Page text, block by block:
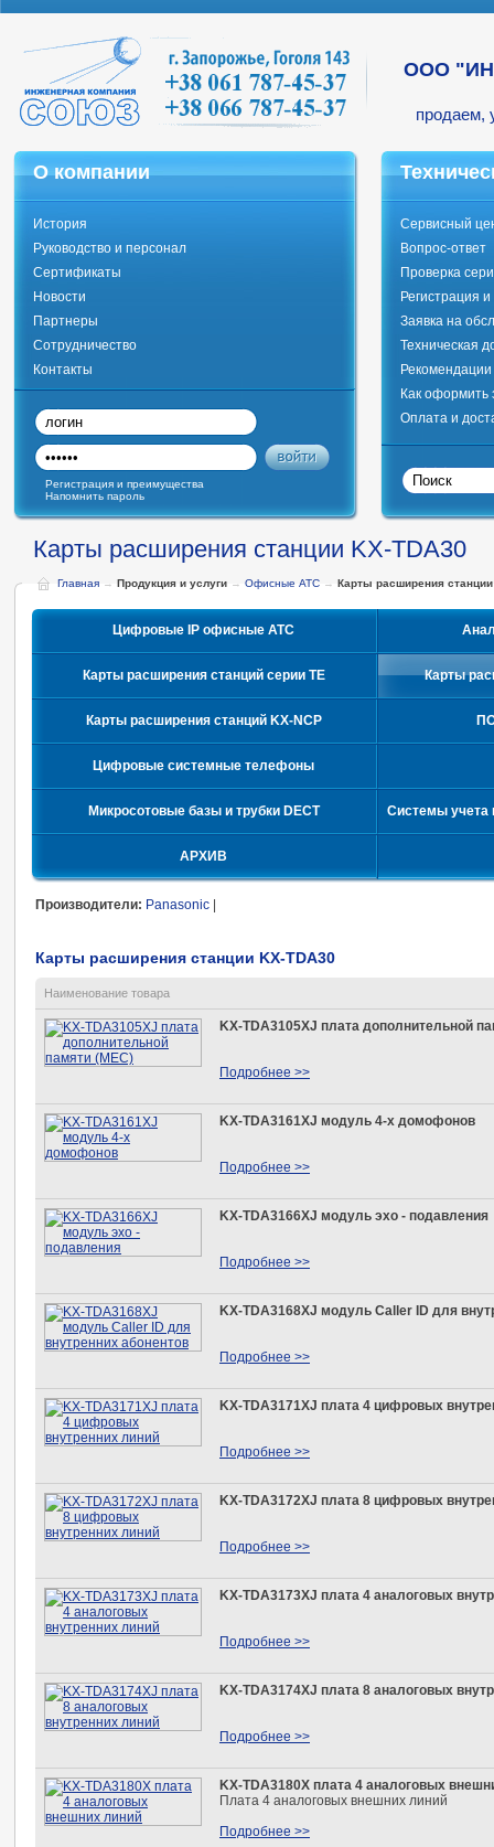
ООО
продаем,
О компании
История
Руководство и персонал
Сертификаты
Новости
Партнеры
Сотрудничество
Контакты
Сервисный
Вопрос-ответ
Проверка
Регистрация
Заявка на
Техническая
Как оформить
Оплата и
Регистрация и преимущества
Напомнить пароль
Карты расширения станции KX-TDA30
Главная → Продукция и услуги → Офисные АТС → Карты расширения станции
Цифровые IP офисные АТС
Карты расширения станций серии TE Карты
Карты расширения станций KX-NCP
Цифровые системные телефоны
Микросотовые базы и трубки DECT Системы учета
АРХИВ
Производители: Panasonic
Карты расширения станции KX-TDA30
Наименование товара
KX-TDA3105XJ плата дополнительной
Подробнее >>
KX-TDA3161XJ модуль 4-х домофонов
Подробнее >>
KX-TDA3166XJ модуль эхо - подавления
Подробнее >>
KX-TDA3168XJ модуль Caller ID для
Подробнее >>
KX-TDA3171XJ плата 4 цифровых
Подробнее >>
KX-TDA3172XJ плата 8 цифровых
Подробнее >>
KX-TDA3173XJ плата 4 аналоговых
Подробнее >>
KX-TDA3174XJ плата 8 аналоговых
Подробнее >>
KX-TDA3180X плата 4 аналоговых
Плата 4 аналоговых внешних линий
Подробнее >>